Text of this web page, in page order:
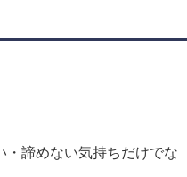
・諦めない気持ちだけでな